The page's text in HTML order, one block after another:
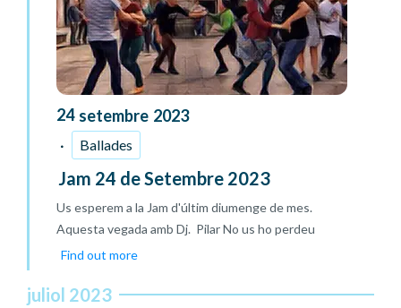
24 setembre 2023
Ballades
Jam 24 de Setembre 2023
Us esperem a la Jam d'últim diumenge de mes.
Aquesta vegada amb Dj. Pilar No us ho perdeu
Find out more
juliol 2023